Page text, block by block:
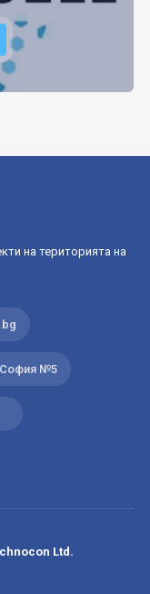
на територията на
София №5
Ltd.